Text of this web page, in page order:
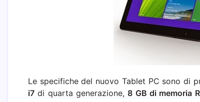
Le specifiche del nuovo Tablet PC sono di
i7 di quarta generazione, 8 GB di memoria